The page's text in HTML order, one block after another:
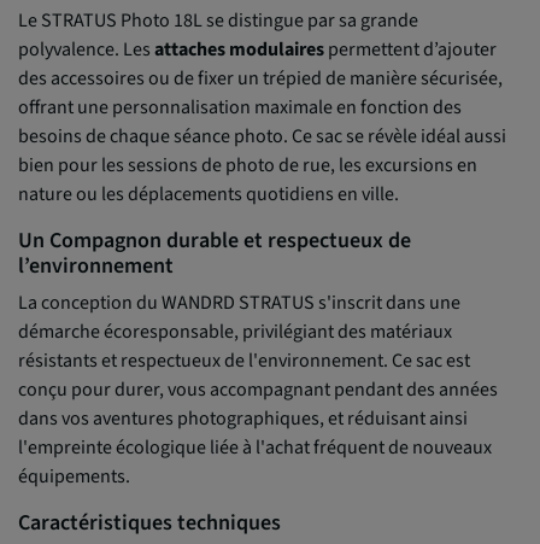
Le STRATUS Photo 18L se distingue par sa grande
polyvalence. Lesattaches modulairespermettent d’ajouter
des accessoires ou de fixer un trépied de manière sécurisée,
offrant une personnalisation maximale en fonction des
besoins de chaque séance photo. Ce sac se révèle idéal aussi
bien pour les sessions de photo de rue, les excursions en
nature ou les déplacements quotidiens en ville.
Un Compagnon durable et respectueux de
l’environnement
La conception du WANDRD STRATUS s'inscrit dans une
démarche écoresponsable, privilégiant des matériaux
résistants et respectueux de l'environnement. Ce sac est
conçu pour durer, vous accompagnant pendant des années
dans vos aventures photographiques, et réduisant ainsi
l'empreinte écologique liée à l'achat fréquent de nouveaux
équipements.
Caractéristiques techniques